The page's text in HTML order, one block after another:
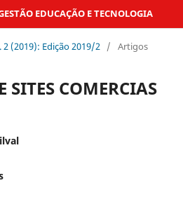
EDUCAÇÃO E TECNOLOGIA
2 (2019): Edição 2019/2 / Artigos
SITES COMERCIAS